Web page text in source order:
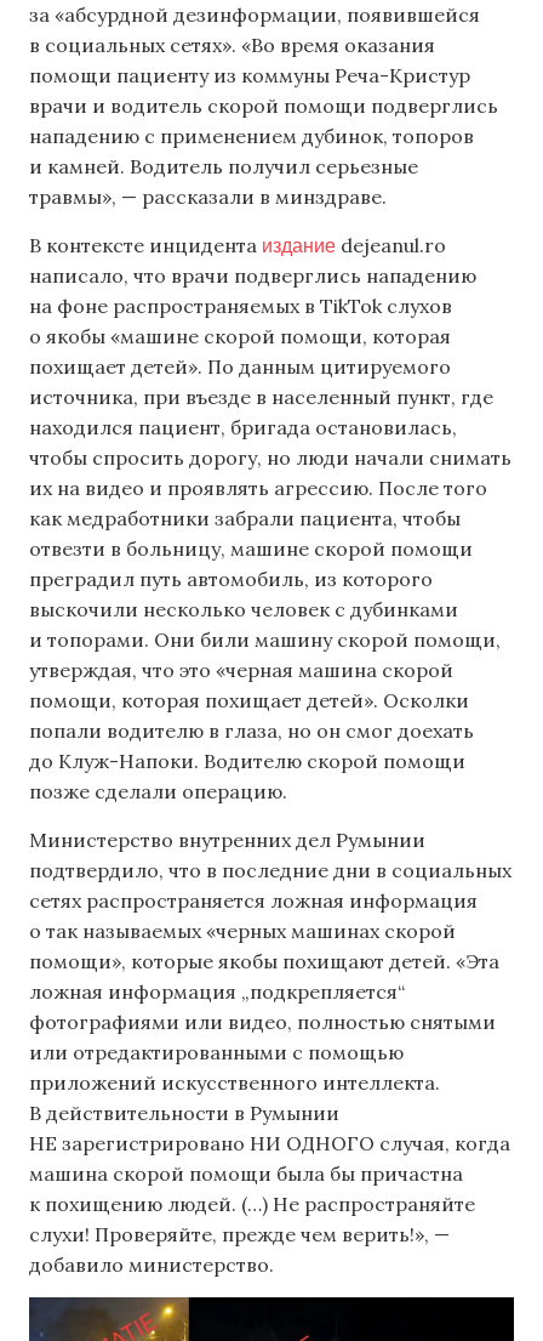
за «абсурдной дезинформации, появившейся
в социальных сетях». «Во время оказания
помощи пациенту из коммуны Реча-Кристур
врачи и водитель скорой помощи подверглись
нападению с применением дубинок, топоров
и камней. Водитель получил серьезные
травмы», — рассказали в минздраве.
В контексте инцидента издание dejeanul.ro
написало, что врачи подверглись нападению
на фоне распространяемых в TikTok слухов
о якобы «машине скорой помощи, которая
похищает детей». По данным цитируемого
источника, при въезде в населенный пункт, где
находился пациент, бригада остановилась,
чтобы спросить дорогу, но люди начали снимать
их на видео и проявлять агрессию. После того
как медработники забрали пациента, чтобы
отвезти в больницу, машине скорой помощи
преградил путь автомобиль, из которого
выскочили несколько человек с дубинками
и топорами. Они били машину скорой помощи,
утверждая, что это «черная машина скорой
помощи, которая похищает детей». Осколки
попали водителю в глаза, но он смог доехать
до Клуж-Напоки. Водителю скорой помощи
позже сделали операцию.
Министерство внутренних дел Румынии
подтвердило, что в последние дни в социальных
сетях распространяется ложная информация
о так называемых «черных машинах скорой
помощи», которые якобы похищают детей. «Эта
ложная информация „подкрепляется“
фотографиями или видео, полностью снятыми
или отредактированными с помощью
приложений искусственного интеллекта.
В действительности в Румынии
НЕ зарегистрировано НИ ОДНОГО случая, когда
машина скорой помощи была бы причастна
к похищению людей. (…) Не распространяйте
слухи! Проверяйте, прежде чем верить!», —
добавило министерство.